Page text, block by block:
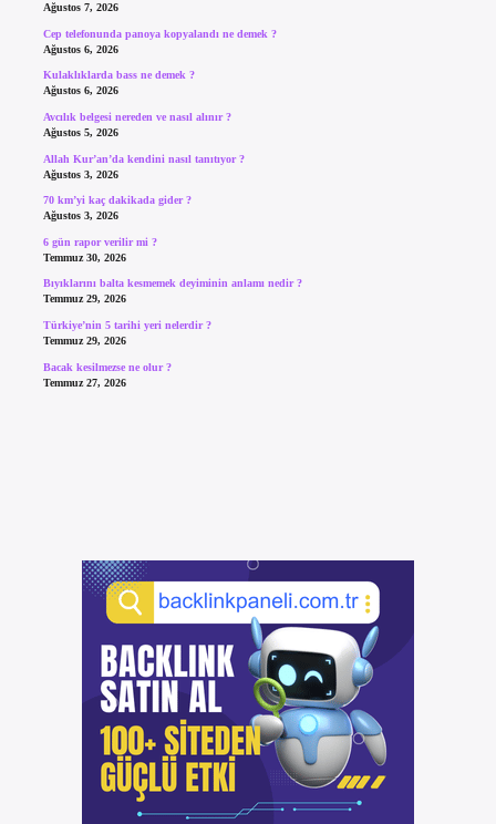
Ağustos 7, 2026
Cep telefonunda panoya kopyalandı ne demek ?
Ağustos 6, 2026
Kulaklıklarda bass ne demek ?
Ağustos 6, 2026
Avcılık belgesi nereden ve nasıl alınır ?
Ağustos 5, 2026
Allah Kur’an’da kendini nasıl tanıtıyor ?
Ağustos 3, 2026
70 km’yi kaç dakikada gider ?
Ağustos 3, 2026
6 gün rapor verilir mi ?
Temmuz 30, 2026
Bıyıklarını balta kesmemek deyiminin anlamı nedir ?
Temmuz 29, 2026
Türkiye’nin 5 tarihi yeri nelerdir ?
Temmuz 29, 2026
Bacak kesilmezse ne olur ?
Temmuz 27, 2026